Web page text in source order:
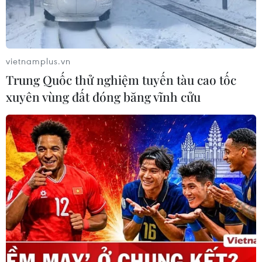
Toàn cảnh Hội nghị Ngoại trưởng NATO tại Washington, DC,
ngày 4/4 vừa qua. (Ảnh: AFP/TTXVN)
Sputniknews đưa tin, trả lời phỏng vấn hãng
Sputnik nhân lễ kỷ niệm 70 năm thành lập Tổ
chức Hiệp ước Bắc Đại Tây Dương (NATO), giáo
vietnamplus.vn
Trung Quốc thử nghiệm tuyến tàu cao tốc
xuyên vùng đất đóng băng vĩnh cửu